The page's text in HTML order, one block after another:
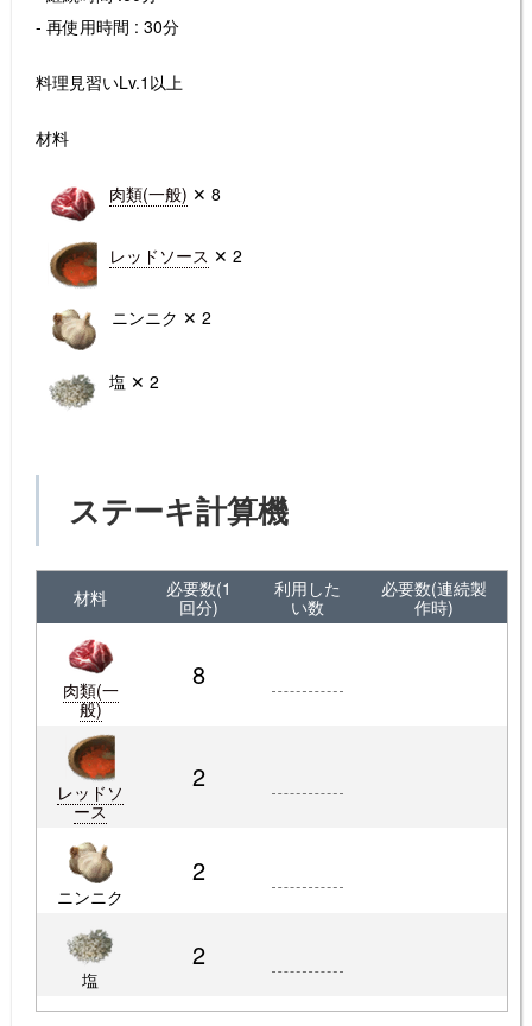
- 再使用時間 : 30分
料理見習いLv.1以上
材料
肉類(一般) ✕ 8
レッドソース ✕ 2
ニンニク ✕ 2
塩 ✕ 2
ステーキ計算機
材料
必要数(1
回分)
利用した
い数
必要数(連続製
作時)
肉類(一
般)
8
レッドソ
ース
2
ニンニク
2
塩
2